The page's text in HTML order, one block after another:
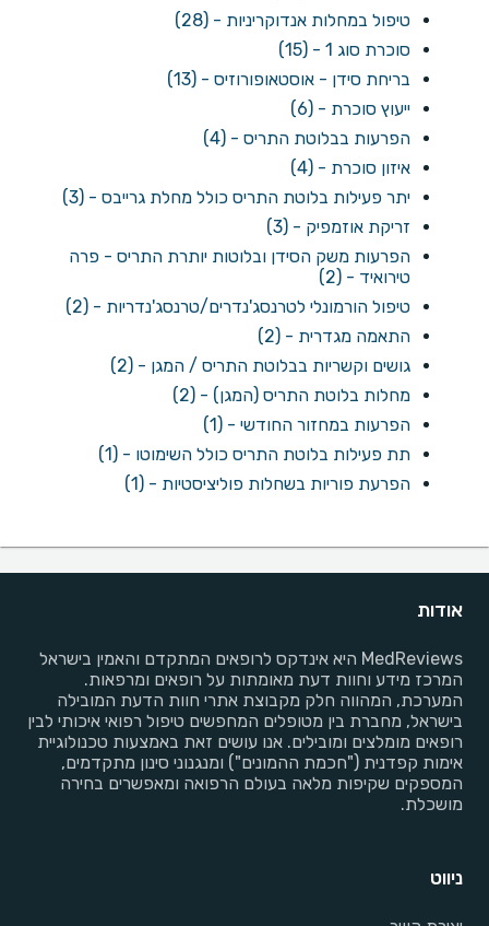
טיפול במחלות אנדוקריניות - (28)
סוכרת סוג 1 - (15)
בריחת סידן - אוסטאופורוזיס - (13)
ייעוץ סוכרת - (6)
הפרעות בבלוטת התריס - (4)
איזון סוכרת - (4)
יתר פעילות בלוטת התריס כולל מחלת גרייבס - (3)
זריקת אוזמפיק - (3)
הפרעות משק הסידן ובלוטות יותרת התריס - פרה
טירואיד - (2)
טיפול הורמונלי לטרנסג'נדרים/טרנסג'נדריות - (2)
התאמה מגדרית - (2)
גושים וקשריות בבלוטת התריס / המגן - (2)
מחלות בלוטת התריס (המגן) - (2)
הפרעות במחזור החודשי - (1)
תת פעילות בלוטת התריס כולל השימוטו - (1)
הפרעת פוריות בשחלות פוליציסטיות - (1)
אודות
MedReviews היא אינדקס לרופאים המתקדם והאמין בישראל
המרכז מידע וחוות דעת מאומתות על רופאים ומרפאות.
המערכת, המהווה חלק מקבוצת אתרי חוות הדעת המובילה
בישראל, מחברת בין מטופלים המחפשים טיפול רפואי איכותי לבין
רופאים מומלצים ומובילים. אנו עושים זאת באמצעות טכנולוגיית
אימות קפדנית ("חכמת ההמונים") ומנגנוני סינון מתקדמים,
המספקים שקיפות מלאה בעולם הרפואה ומאפשרים בחירה
מושכלת.
ניווט